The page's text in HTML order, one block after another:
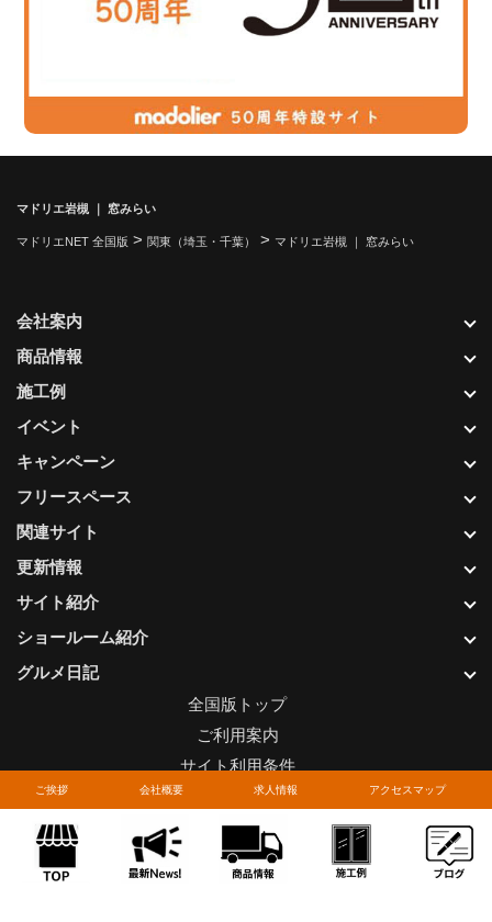
ご挨拶 会社概要 求人情報 アクセスマップ
マドリエ岩槻 ｜ 窓みらい
マドリエNET 全国版 > 関東（埼玉・千葉） > マドリエ岩槻 ｜ 窓みらい
更新情報
サイト紹介
ショールーム紹介
グルメ日記
会社案内
商品情報
施工例
イベント
キャンペーン
フリースペース
関連サイト
全国版トップ
ご利用案内
サイト利用条件
プライバシーポリシー
関連リンク
お問い合わせについて